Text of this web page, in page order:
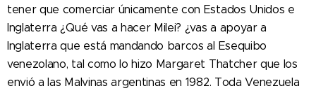
tener que comerciar únicamente con Estados Unidos e
Inglaterra ¿Qué vas a hacer Milei? ¿vas a apoyar a
Inglaterra que está mandando barcos al Esequibo
venezolano, tal como lo hizo Margaret Thatcher que los
envió a las Malvinas argentinas en 1982. Toda Venezuela